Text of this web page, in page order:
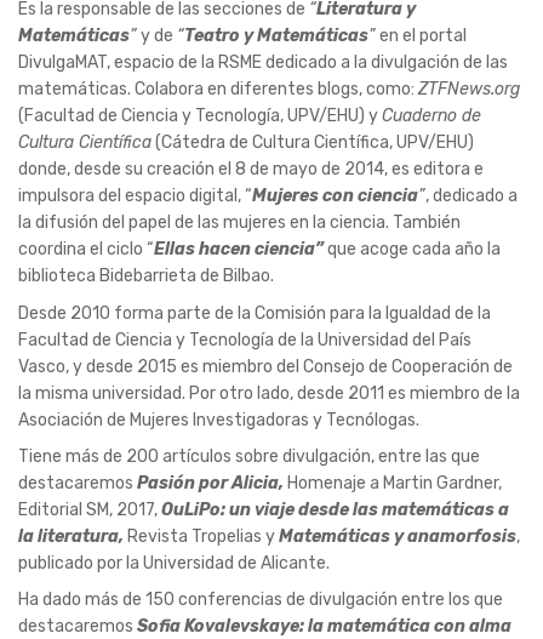
Es la responsable de las secciones de “Literatura y
Matemáticas”y de “Teatro y Matemáticas”en el portal
DivulgaMAT, espacio de la RSME dedicado a la divulgación de las
matemáticas. Colabora en diferentes blogs, como:ZTFNews.org
(Facultad de Ciencia y Tecnología, UPV/EHU) yCuaderno de
Cultura Científica(Cátedra de Cultura Científica, UPV/EHU)
donde, desde su creación el 8 de mayo de 2014, es editora e
impulsora del espacio digital, “Mujeres con ciencia”, dedicado a
la difusión del papel de las mujeres en la ciencia. También
coordina el ciclo “Ellas hacen ciencia”que acoge cada año la
biblioteca Bidebarrieta de Bilbao.
Desde 2010 forma parte de la Comisión para la Igualdad de la
Facultad de Ciencia y Tecnología de la Universidad del País
Vasco, y desde 2015 es miembro del Consejo de Cooperación de
la misma universidad. Por otro lado, desde 2011 es miembro de la
Asociación de Mujeres Investigadoras y Tecnólogas.
Tiene más de 200 artículos sobre divulgación, entre las que
destacaremos Pasión por Alicia, Homenaje a Martin Gardner,
Editorial SM, 2017,OuLiPo: un viaje desde las matemáticas a
la literatura, Revista Tropelias yMatemáticas y anamorfosis,
publicado por la Universidad de Alicante.
Ha dado más de 150 conferencias de divulgación entre los que
destacaremos Sofia Kovalevskaye: la matemática con alma